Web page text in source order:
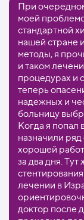
При
моей
стандартной
нашей стране
методы, я
и таком
процедурах и
теперь
надежных и
больницу
Когда я попал
назначили
хорошей
за два дня.
лечении в
доктор после